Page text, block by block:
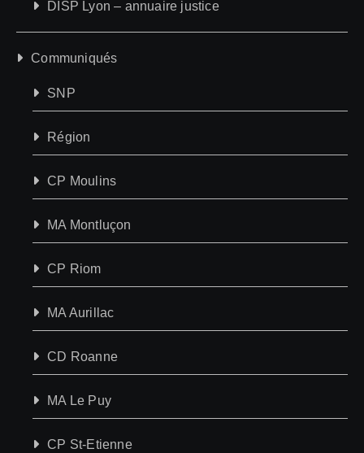
DISP Lyon – annuaire justice
Communiqués
SNP
Région
CP Moulins
MA Montluçon
CP Riom
MA Aurillac
CD Roanne
MA Le Puy
CP St-Etienne